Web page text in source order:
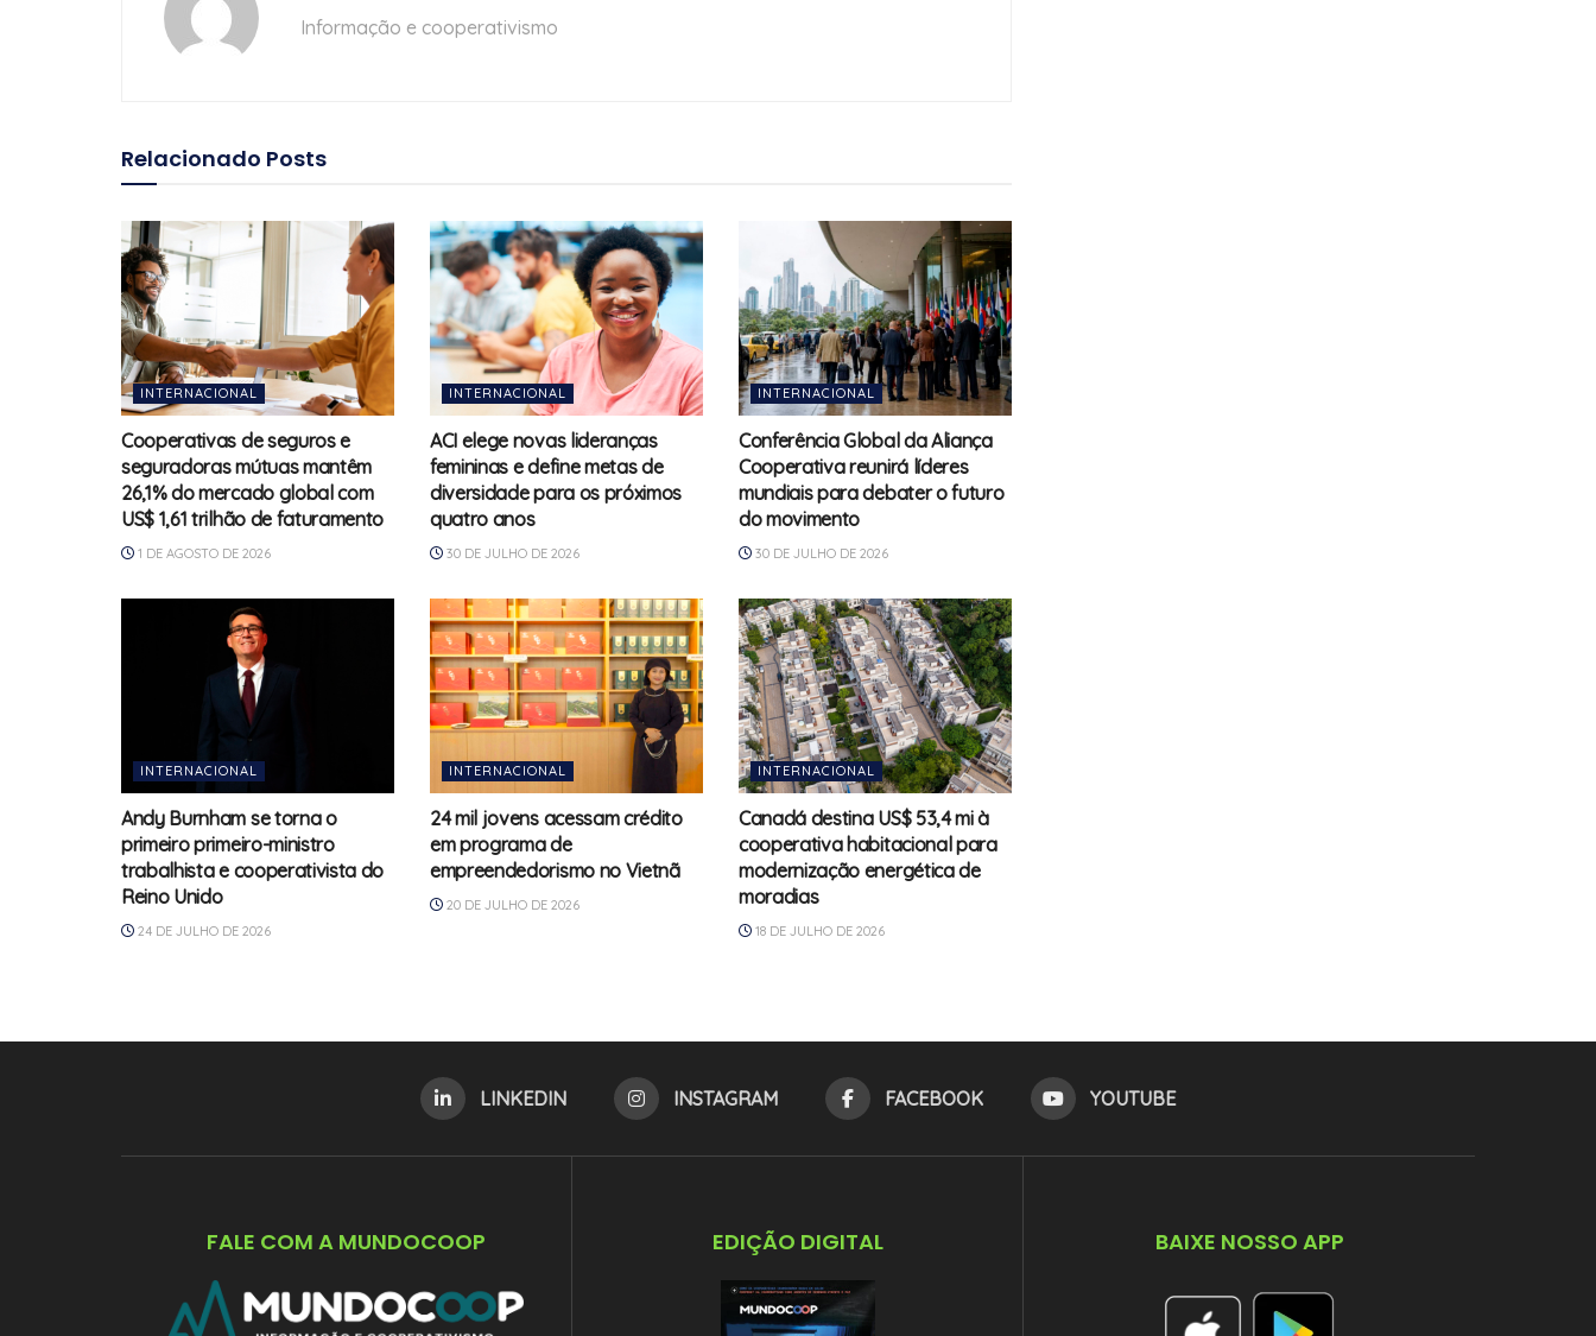
Informação e cooperativismo
Relacionado Posts
INTERNACIONAL
Cooperativas de seguros e
seguradoras mútuas mantêm
26,1% do mercado global com
US$ 1,61 trilhão de faturamento
1 DE AGOSTO DE 2026
INTERNACIONAL
ACI elege novas lideranças
femininas e define metas de
diversidade para os próximos
quatro anos
30 DE JULHO DE 2026
INTERNACIONAL
Conferência Global da Aliança
Cooperativa reunirá líderes
mundiais para debater o futuro
do movimento
30 DE JULHO DE 2026
INTERNACIONAL
Andy Burnham se torna o
primeiro primeiro-ministro
trabalhista e cooperativista do
Reino Unido
24 DE JULHO DE 2026
INTERNACIONAL
24 mil jovens acessam crédito
em programa de
empreendedorismo no Vietnã
20 DE JULHO DE 2026
INTERNACIONAL
Canadá destina US$ 53,4 mi à
cooperativa habitacional para
modernização energética de
moradias
18 DE JULHO DE 2026
LINKEDIN INSTAGRAM FACEBOOK YOUTUBE
FALE COM A MUNDOCOOP EDIÇÃO DIGITAL BAIXE NOSSO APP